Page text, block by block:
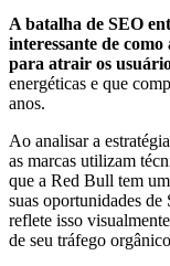
A batalha de SEO
interessante de
para atrair os
energéticas e que
anos.
Ao analisar a
as marcas utilizam
que a Red Bull tem
suas oportunidades
reflete isso
de seu tráfego